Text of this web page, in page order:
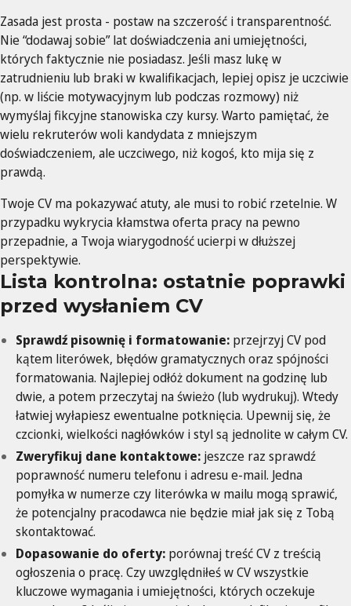
Zasada jest prosta - postaw na szczerość i transparentność.
Nie “dodawaj sobie” lat doświadczenia ani umiejętności,
których faktycznie nie posiadasz. Jeśli masz lukę w
zatrudnieniu lub braki w kwalifikacjach, lepiej opisz je uczciwie
(np. w liście motywacyjnym lub podczas rozmowy) niż
wymyślaj fikcyjne stanowiska czy kursy. Warto pamiętać, że
wielu rekruterów woli kandydata z mniejszym
doświadczeniem, ale uczciwego, niż kogoś, kto mija się z
prawdą.
Twoje CV ma pokazywać atuty, ale musi to robić rzetelnie. W
przypadku wykrycia kłamstwa oferta pracy na pewno
przepadnie, a Twoja wiarygodność ucierpi w dłuższej
perspektywie.
Lista kontrolna: ostatnie poprawki
przed wysłaniem CV
Sprawdź pisownię i formatowanie: przejrzyj CV pod
kątem literówek, błędów gramatycznych oraz spójności
formatowania. Najlepiej odłóż dokument na godzinę lub
dwie, a potem przeczytaj na świeżo (lub wydrukuj). Wtedy
łatwiej wyłapiesz ewentualne potknięcia. Upewnij się, że
czcionki, wielkości nagłówków i styl są jednolite w całym CV.
Zweryfikuj dane kontaktowe: jeszcze raz sprawdź
poprawność numeru telefonu i adresu e-mail. Jedna
pomyłka w numerze czy literówka w mailu mogą sprawić,
że potencjalny pracodawca nie będzie miał jak się z Tobą
skontaktować.
Dopasowanie do oferty: porównaj treść CV z treścią
ogłoszenia o pracę. Czy uwzględniłeś w CV wszystkie
kluczowe wymagania i umiejętności, których oczekuje